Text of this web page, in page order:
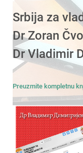
Srbija za
Dr Zoran
Dr Vladimir
Preuzmite kompletnu